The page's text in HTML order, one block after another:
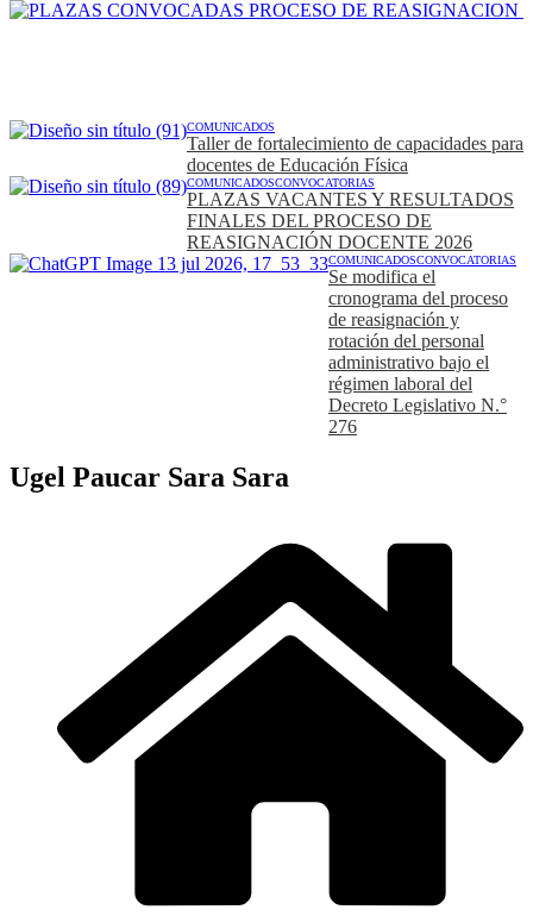
COMUNICADOS
Taller de fortalecimiento de capacidades para
docentes de Educación Física
COMUNICADOSCONVOCATORIAS
PLAZAS VACANTES Y RESULTADOS
FINALES DEL PROCESO DE
REASIGNACIÓN DOCENTE 2026
COMUNICADOSCONVOCATORIAS
Se modifica el
cronograma del proceso
de reasignación y
rotación del personal
administrativo bajo el
régimen laboral del
Decreto Legislativo N.°
276
Ugel Paucar Sara Sara